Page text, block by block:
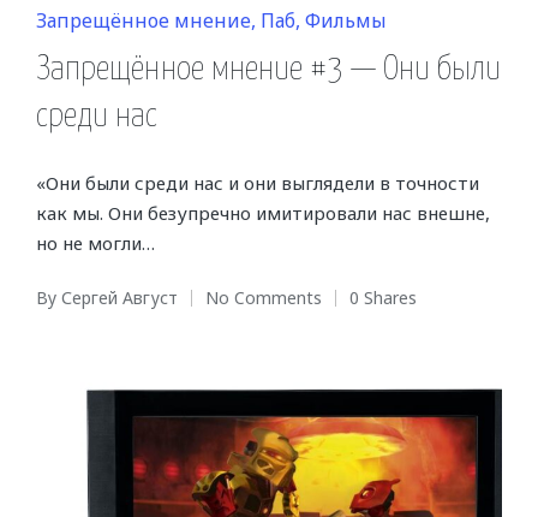
Posted
in
Запрещённое мнение Паб Фильмы
Запрещённое мнение #3 — Они были
среди нас
«Они были среди нас и они выглядели в точности
как мы. Они безупречно имитировали нас внешне,
но не могли…
Posted
By Сергей Август No Comments 0 Shares